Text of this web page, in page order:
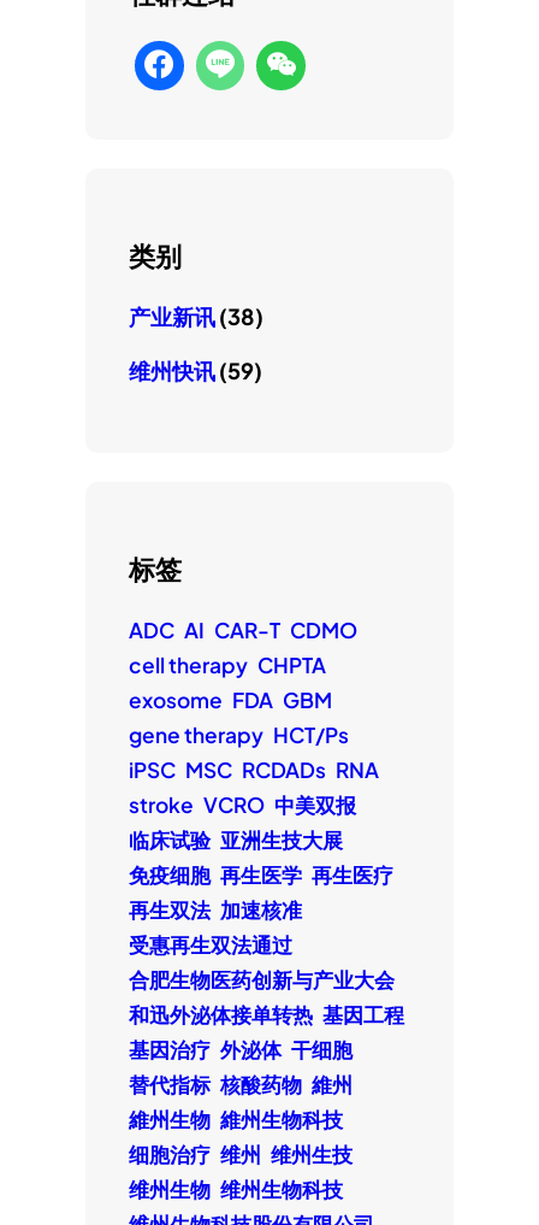
类别
产业新讯(38)
维州快讯(59)
标签
ADC AI CAR-T CDMO
cell therapy CHPTA
exosome FDA GBM
gene therapy HCT/Ps
iPSC MSC RCDADs RNA
stroke VCRO 中美双报
临床试验 亚洲生技大展
免疫细胞 再生医学 再生医疗
再生双法 加速核准
受惠再生双法通过
合肥生物医药创新与产业大会
和迅外泌体接单转热 基因工程
基因治疗 外泌体 干细胞
替代指标 核酸药物 維州
維州生物 維州生物科技
细胞治疗 维州 维州生技
维州生物 维州生物科技